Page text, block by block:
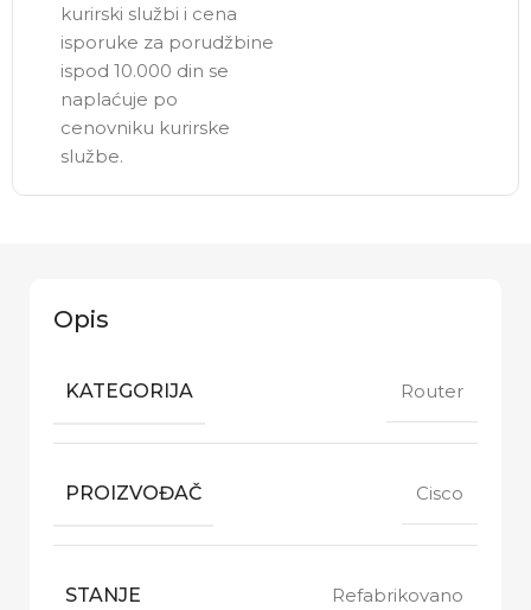
kurirski službi i cena
isporuke za porudžbine
ispod 10.000 din se
naplaćuje po
cenovniku kurirske
službe.
Opis
KATEGORIJA Router
PROIZVOĐAČ Cisco
STANJE Refabrikovano